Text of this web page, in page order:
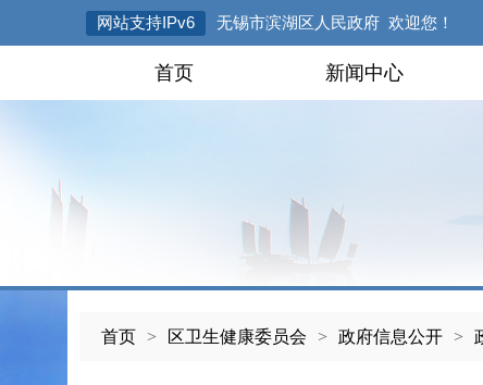
网站支持IPv6 无锡市滨湖区人民政府 欢迎您！
首页 新闻中心
首页 > 区卫生健康委员会 > 政府信息公开 >